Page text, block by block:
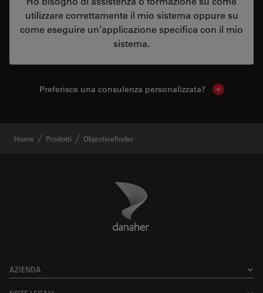
utilizzare correttamente il mio sistema oppure su
come eseguire un’applicazione specifica con il mio
sistema.
Preferisce una consulenza personalizzata? Show local
Home Prodotti Objectivefinder
Danaher Logo
AZIENDA